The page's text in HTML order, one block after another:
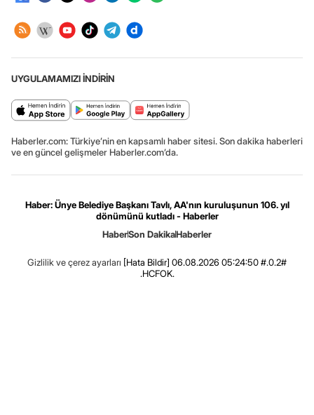
UYGULAMAMIZI İNDİRİN
Haberler.com: Türkiye’nin en kapsamlı haber sitesi. Son dakika haberleri
ve en güncel gelişmeler Haberler.com’da.
Haber: Ünye Belediye Başkanı Tavlı, AA'nın kuruluşunun 106. yıl
dönümünü kutladı - Haberler
HaberSon DakikaHaberler
Gizlilik ve çerez ayarları [Hata Bildir] 06.08.2026 05:24:50 #.0.2#
.HCFOK.